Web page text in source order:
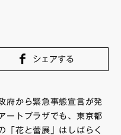
シェアする
府から緊急事態宣言が発
ートプラザでも、東京都
「花と蕾展」はしばらく